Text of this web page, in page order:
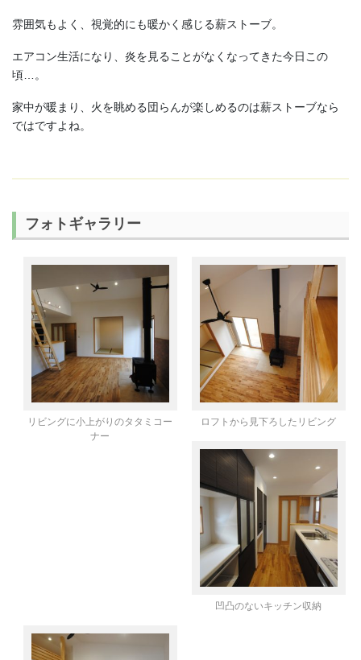
雰囲気もよく、視覚的にも暖かく感じる薪ストーブ。
エアコン生活になり、炎を見ることがなくなってきた今日この
頃…。
家中が暖まり、火を眺める団らんが楽しめるのは薪ストーブなら
ではですよね。
フォトギャラリー
リビングに小上がりのタタミコー
ナー
ロフトから見下ろしたリビング
凹凸のないキッチン収納